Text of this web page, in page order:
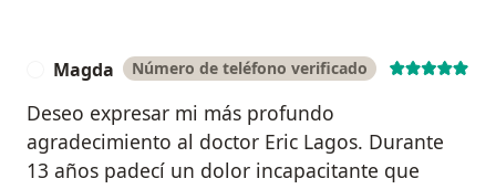
Magda Número de teléfono verificado
Deseo expresar mi más profundo
agradecimiento al doctor Eric Lagos. Durante
13 años padecí un dolor incapacitante que